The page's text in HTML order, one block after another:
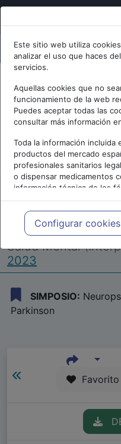
Este sitio web utiliza
analizar el uso que haces
servicios.
Aquellas cookies que no
funcionamiento de la web
Puedes aceptar todas las
consultar más información
Toda la información incluida
productos del mercado
profesionales sanitarios
o dispensar medicamentos
información técnica de los
meramente informativo,
profesionales facultados
cada caso concreto, el
necesidades del paciente.
Configurar cookies
Repositorio de
Internacional de
Salud Mental
2023
SIMPOSIO:
Parkinson
Favorito